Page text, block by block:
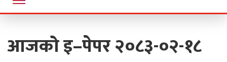
Bisaunee
आजको इ–पेपर २०८३-०२-१८